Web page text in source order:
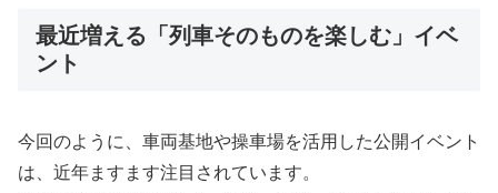
最近増える「列車そのものを楽しむ」イベ
ント
今回のように、車両基地や操車場を活用した公開イベント
は、近年ますます注目されています。